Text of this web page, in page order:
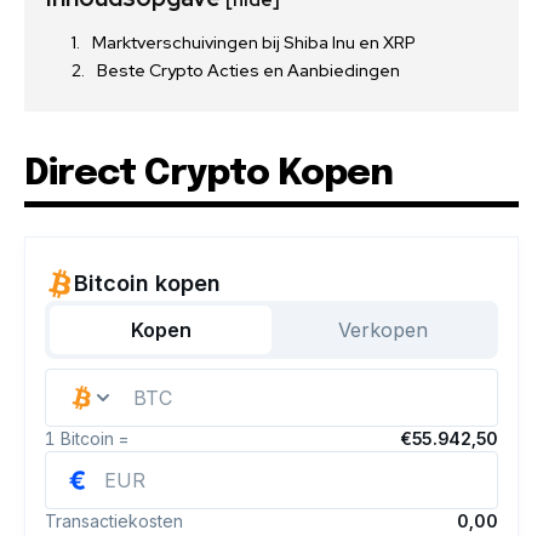
Marktverschuivingen bij Shiba Inu en XRP
Beste Crypto Acties en Aanbiedingen
Direct Crypto Kopen